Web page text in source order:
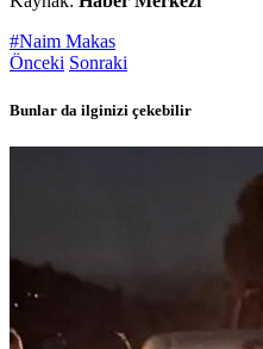
#Naim Makas
Önceki Sonraki
Bunlar da ilginizi çekebilir